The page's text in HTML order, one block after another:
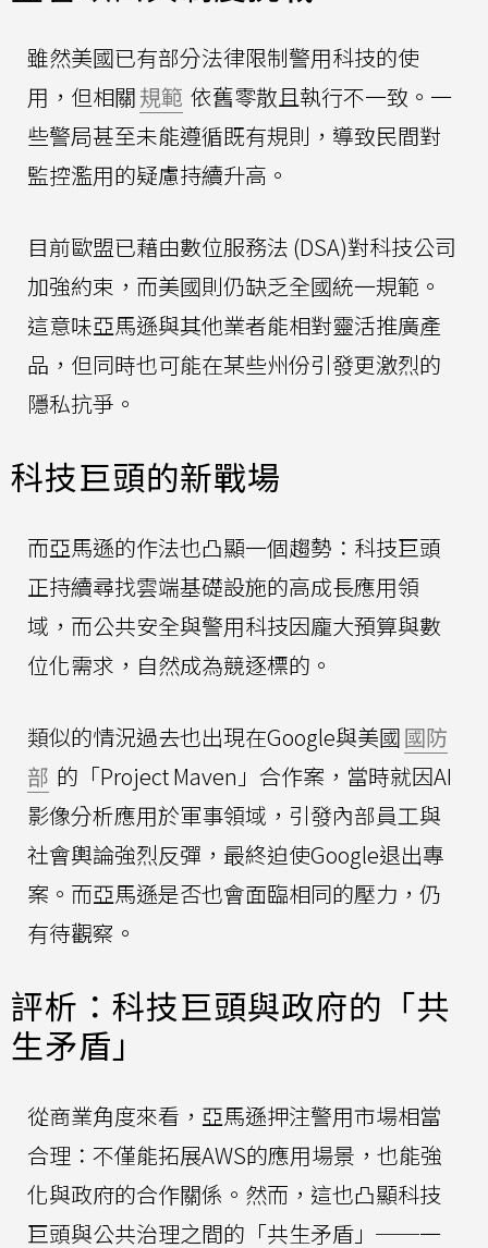
雖然美國已有部分法律限制警用科技的使
用，但相關規範 依舊零散且執行不一致。一
些警局甚至未能遵循既有規則，導致民間對
監控濫用的疑慮持續升高。
目前歐盟已藉由數位服務法 (DSA)對科技公司
加強約束，而美國則仍缺乏全國統一規範。
這意味亞馬遜與其他業者能相對靈活推廣產
品，但同時也可能在某些州份引發更激烈的
隱私抗爭。
科技巨頭的新戰場
而亞馬遜的作法也凸顯一個趨勢：科技巨頭
正持續尋找雲端基礎設施的高成長應用領
域，而公共安全與警用科技因龐大預算與數
位化需求，自然成為競逐標的。
類似的情況過去也出現在Google與美國國防
部 的「Project Maven」合作案，當時就因AI
影像分析應用於軍事領域，引發內部員工與
社會輿論強烈反彈，最終迫使Google退出專
案。而亞馬遜是否也會面臨相同的壓力，仍
有待觀察。
評析：科技巨頭與政府的「共
生矛盾」
從商業角度來看，亞馬遜押注警用市場相當
合理：不僅能拓展AWS的應用場景，也能強
化與政府的合作關係。然而，這也凸顯科技
巨頭與公共治理之間的「共生矛盾」──一